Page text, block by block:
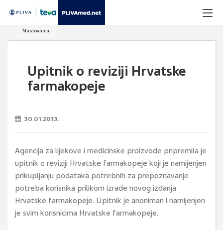
Naslovnica
Upitnik o reviziji Hrvatske
farmakopeje
30.01.2013.
Agencija za lijekove i medicinske proizvode pripremila je
upitnik o reviziji Hrvatske farmakopeje koji je namijenjen
prikupljanju podataka potrebnih za prepoznavanje
potreba korisnika prilikom izrade novog izdanja
Hrvatske farmakopeje. Upitnik je anoniman i namijenjen
je svim korisnicima Hrvatske farmakopeje.